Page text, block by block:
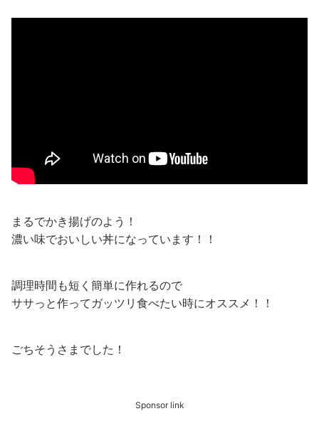
まるでかき揚げのよう！
濃い味でおいしい丼になっています！！
調理時間も短く簡単に作れるので
ササっと作ってガッツリ食べたい時にオススメ！！
ごちそうさまでした！
Sponsor link